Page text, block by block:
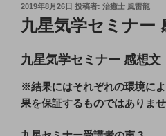
投
稿
日:
2019年8月26日 投稿者: 治癒士 風雷龍
九星気学セミナー
九星気学セミナー 感想文
※結果にはそれぞれの環境に
果を保証するものではありませ